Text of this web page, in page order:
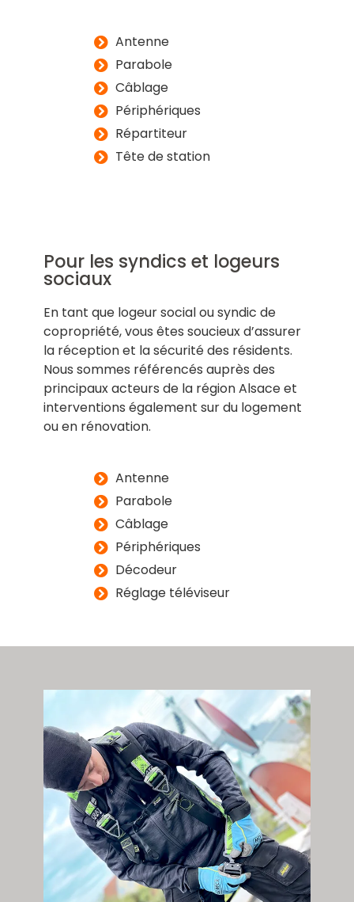
Antenne
Parabole
Câblage
Périphériques
Répartiteur
Tête de station
Pour les syndics et logeurs
sociaux
En tant que logeur social ou syndic de
copropriété, vous êtes soucieux d’assurer
la réception et la sécurité des résidents.
Nous sommes référencés auprès des
principaux acteurs de la région Alsace et
interventions également sur du logement
ou en rénovation.
Antenne
Parabole
Câblage
Périphériques
Décodeur
Réglage téléviseur